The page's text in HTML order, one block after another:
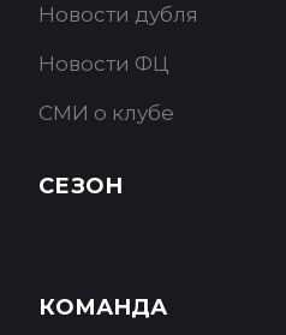
Новости дубля
Новости ФЦ
СМИ о клубе
СЕЗОН
КОМАНДА